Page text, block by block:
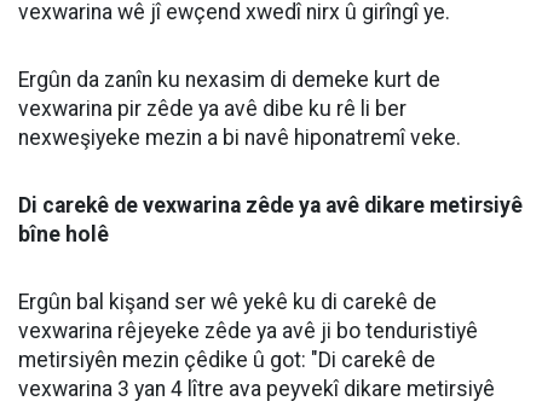
09:30
08 Ağustos 2026